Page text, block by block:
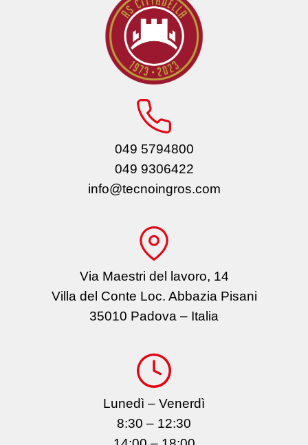
049 5794800
049 9306422
info@tecnoingros.com
Via Maestri del lavoro, 14
Villa del Conte Loc. Abbazia Pisani
35010 Padova – Italia
Lunedì – Venerdì
8:30 – 12:30